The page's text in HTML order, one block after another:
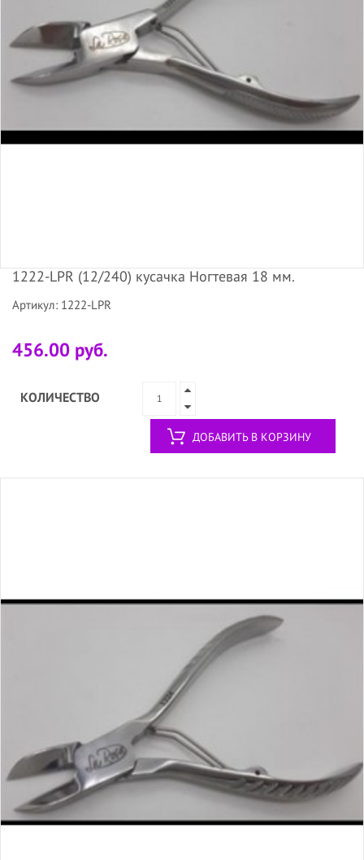
1222-LPR (12/240) кусачка Ногтевая 18 мм.
Артикул: 1222-LPR
456.00 руб.
КОЛИЧЕСТВО
ДОБАВИТЬ В КОРЗИНУ